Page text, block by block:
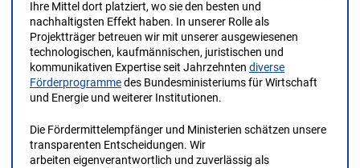
Ihre Mittel dort platziert, wo sie den besten und
nachhaltigsten Effekt haben. In unserer Rolle als
Projektträger betreuen wir mit unserer ausgewiesenen
technologischen, kaufmännischen, juristischen und
kommunikativen Expertise seit Jahrzehnten diverse
Förderprogrammedes Bundesministeriums für Wirtschaft
und Energie und weiterer Institutionen.
Die Fördermittelempfänger und Ministerien schätzen unsere
transparenten Entscheidungen. Wir
arbeiten eigenverantwortlich und zuverlässig als